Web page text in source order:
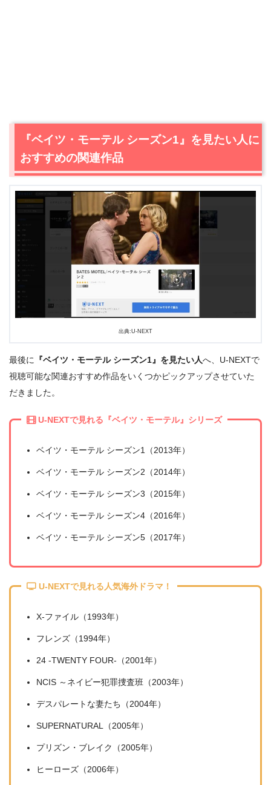
『ベイツ・モーテル シーズン1』を見たい人に
おすすめの関連作品
出典:U-NEXT
最後に 『ベイツ・モーテル シーズン1』を見たい人へ、U-NEXTで
視聴可能な関連おすすめ作品をいくつかピックアップさせていた
だきました。
U-NEXTで見れる『ベイツ・モーテル』シリーズ
ベイツ・モーテル シーズン1（2013年）
ベイツ・モーテル シーズン2（2014年）
ベイツ・モーテル シーズン3（2015年）
ベイツ・モーテル シーズン4（2016年）
ベイツ・モーテル シーズン5（2017年）
U-NEXTで見れる人気海外ドラマ！
X-ファイル（1993年）
フレンズ（1994年）
24 -TWENTY FOUR-（2001年）
NCIS ～ネイビー犯罪捜査班（2003年）
デスパレートな妻たち（2004年）
SUPERNATURAL（2005年）
プリズン・ブレイク（2005年）
ヒーローズ（2006年）